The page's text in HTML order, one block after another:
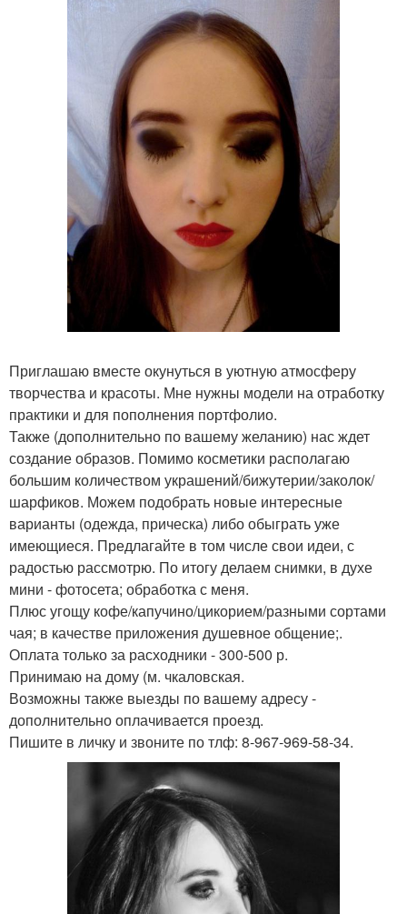
Приглашаю вместе окунуться в уютную атмосферу
творчества и красоты. Мне нужны модели на отработку
практики и для пополнения портфолио.
Также (дополнительно по вашему желанию) нас ждет
создание образов. Помимо косметики располагаю
большим количеством украшений/бижутерии/заколок/
шарфиков. Можем подобрать новые интересные
варианты (одежда, прическа) либо обыграть уже
имеющиеся. Предлагайте в том числе свои идеи, с
радостью рассмотрю. По итогу делаем снимки, в духе
мини - фотосета; обработка с меня.
Плюс угощу кофе/капучино/цикорием/разными сортами
чая; в качестве приложения душевное общение;.
Оплата только за расходники - 300-500 р.
Принимаю на дому (м. чкаловская.
Возможны также выезды по вашему адресу -
дополнительно оплачивается проезд.
Пишите в личку и звоните по тлф: 8-967-969-58-34.